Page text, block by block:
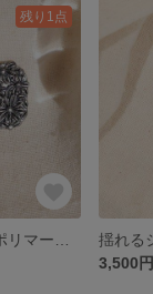
残り1点
3,500円